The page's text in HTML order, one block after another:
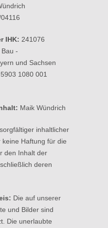
IHK: 241076
Bau -
und Sachsen
1080 001
Maik Wündrich
inhaltlicher
Haftung für die
den Inhalt der
deren
Die auf unserer
und Bilder sind
Die unerlaubte